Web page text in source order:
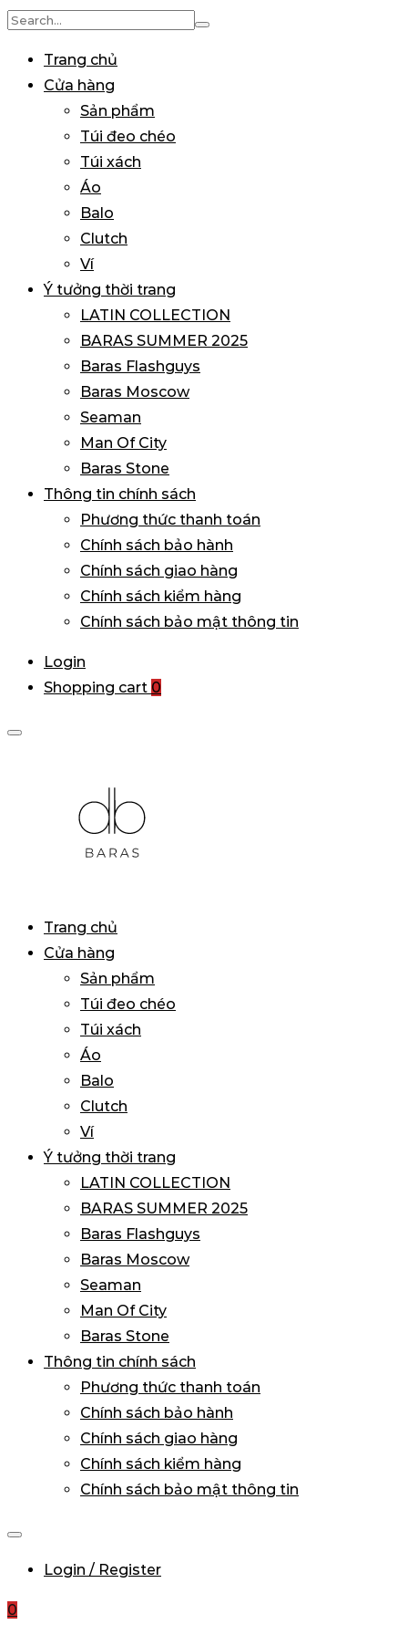
Search
Trang chủ
Cửa hàng
Sản phẩm
Túi đeo chéo
Túi xách
Áo
Balo
Clutch
Ví
Ý tưởng thời trang
LATIN COLLECTION
BARAS SUMMER 2025
Baras Flashguys
Baras Moscow
Seaman
Man Of City
Baras Stone
Thông tin chính sách
Phương thức thanh toán
Chính sách bảo hành
Chính sách giao hàng
Chính sách kiểm hàng
Chính sách bảo mật thông tin
Login
Shopping cart 0
VIETNAM
Primary
Menu
Trang chủ
Cửa hàng
Sản phẩm
Túi đeo chéo
Túi xách
Áo
Balo
Clutch
Ví
Ý tưởng thời trang
LATIN COLLECTION
BARAS SUMMER 2025
Baras Flashguys
Baras Moscow
Seaman
Man Of City
Baras Stone
Thông tin chính sách
Phương thức thanh toán
Chính sách bảo hành
Chính sách giao hàng
Chính sách kiểm hàng
Chính sách bảo mật thông tin
Login / Register
0